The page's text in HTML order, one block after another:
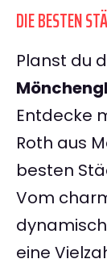
DIE BESTEN
Planst du
Entdecke
Roth aus
besten
Vom
eine